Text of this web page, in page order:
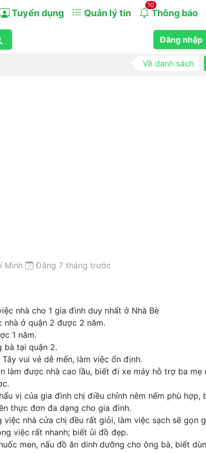
Tuyển dụng Quản lý tin
10
Thông báo
Đăng nhập
Về danh sách
Minh Đăng 7 tháng trước
nhà cho 1 gia đình duy nhất ở Nhà Bè
ở quận 2 được 2 năm.
1 năm.
bà tại quận 2.
vui vẻ dễ mến, làm việc ổn định.
làm được nhà cao lầu, biết đi xe máy hỗ trợ ba mẹ
vị của gia đình chị điều chỉnh nêm nếm phù hợp,
thực đơn đa dạng cho gia đình.
nhà cửa chị đều rất giỏi, làm việc sạch sẽ gọn
việc rất nhanh; biết ủi đồ đẹp.
men, nấu đồ ăn dinh dưỡng cho ông bà, biết